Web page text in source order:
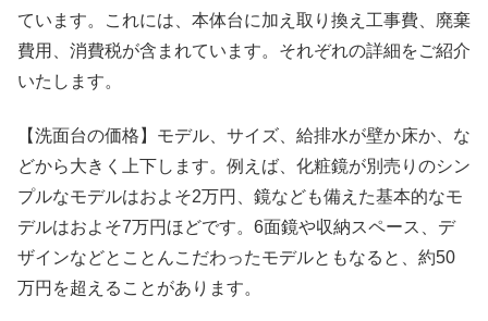
ています。これには、本体台に加え取り換え工事費、廃棄
費用、消費税が含まれています。それぞれの詳細をご紹介
いたします。
【洗面台の価格】モデル、サイズ、給排水が壁か床か、な
どから大きく上下します。例えば、化粧鏡が別売りのシン
プルなモデルはおよそ2万円、鏡なども備えた基本的なモ
デルはおよそ7万円ほどです。6面鏡や収納スペース、デ
ザインなどとことんこだわったモデルともなると、約50
万円を超えることがあります。